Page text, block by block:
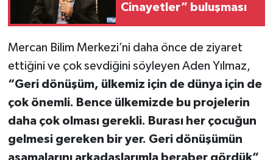
Cinayetler” buluşması
Mercan Bilim Merkezi’ni daha önce de ziyaret
ettiğini ve çok sevdiğini söyleyen Aden Yılmaz,
“Geri dönüşüm, ülkemiz için de dünya için de
çok önemli. Bence ülkemizde bu projelerin
daha çok olması gerekli. Burası her çocuğun
gelmesi gereken bir yer. Geri dönüşümün